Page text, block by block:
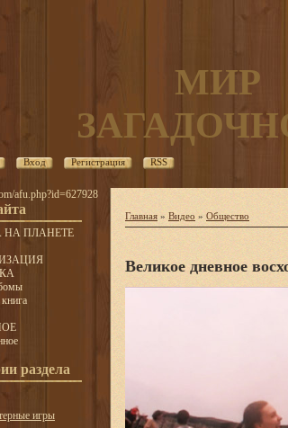
МИР
Вход Регистрация RSS
afu.php?id=627928
НА ПЛАНЕТЕ
раздела
игры
Главная » Видео » Общество
Великое дневное